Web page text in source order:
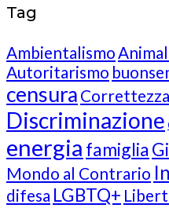
Tag
Ambientalismo
Autoritarismo
censura
Discriminazione
energia famiglia
Mondo al Contrario
difesa LGBTQ+